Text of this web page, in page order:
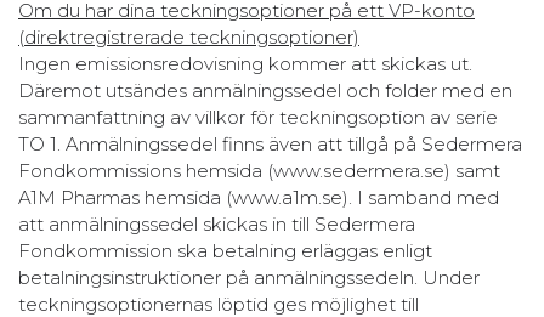
Om du har dina teckningsoptioner på ett VP-konto
(direktregistrerade teckningsoptioner)
Ingen emissionsredovisning kommer att skickas ut.
Däremot utsändes anmälningssedel och folder med en
sammanfattning av villkor för teckningsoption av serie
TO 1. Anmälningssedel finns även att tillgå på Sedermera
Fondkommissions hemsida (www.sedermera.se) samt
A1M Pharmas hemsida (www.a1m.se). I samband med
att anmälningssedel skickas in till Sedermera
Fondkommission ska betalning erläggas enligt
betalningsinstruktioner på anmälningssedeln. Under
teckningsoptionernas löptid ges möjlighet till